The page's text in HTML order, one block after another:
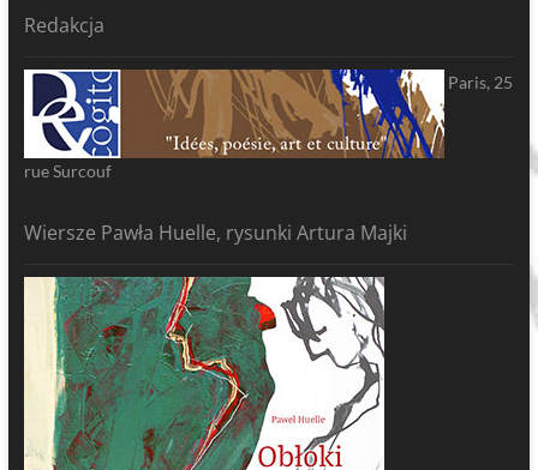
Redakcja
Paris, 25
rue Surcouf
Wiersze Pawła Huelle, rysunki Artura Majki